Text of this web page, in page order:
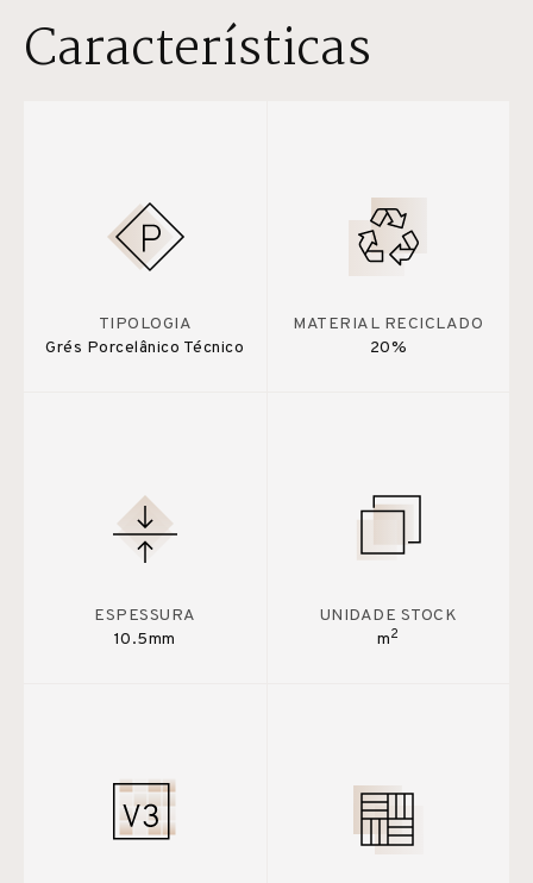
Características
TIPOLOGIA
Grés Porcelânico Técnico
MATERIAL RECICLADO
20%
ESPESSURA
10.5mm
UNIDADE STOCK
m2